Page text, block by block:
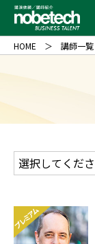
HOME 講師一覧
プレミアム